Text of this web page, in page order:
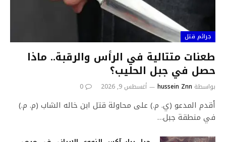
جرائم قتل
طعنات متتالية في الرأس والرقبة.. ماذا
حصل في جبل الحليب؟
بواسطة hussein Znn أغسطس 9, 2026 0
أقدم المدعو (ي. م.) على محاولة قتل ابن خاله الشاب (م. م.)
في منطقة جبل…